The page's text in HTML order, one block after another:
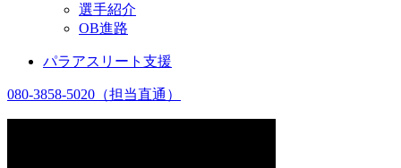
選手紹介
OB進路
パラアスリート支援
080-3858-5020 （担当直通）